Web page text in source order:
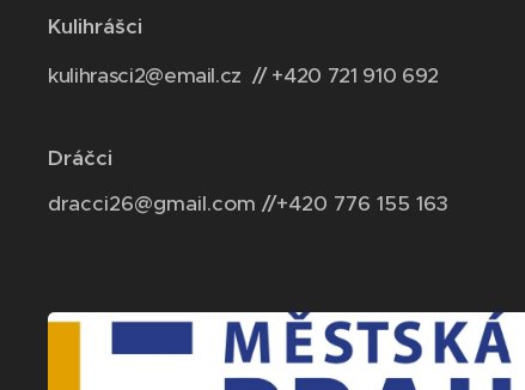
Kulihrášci
kulihrasci2@email.cz // +420 721 910 692
Dráčci
dracci26@gmail.com //+420 776 155 163